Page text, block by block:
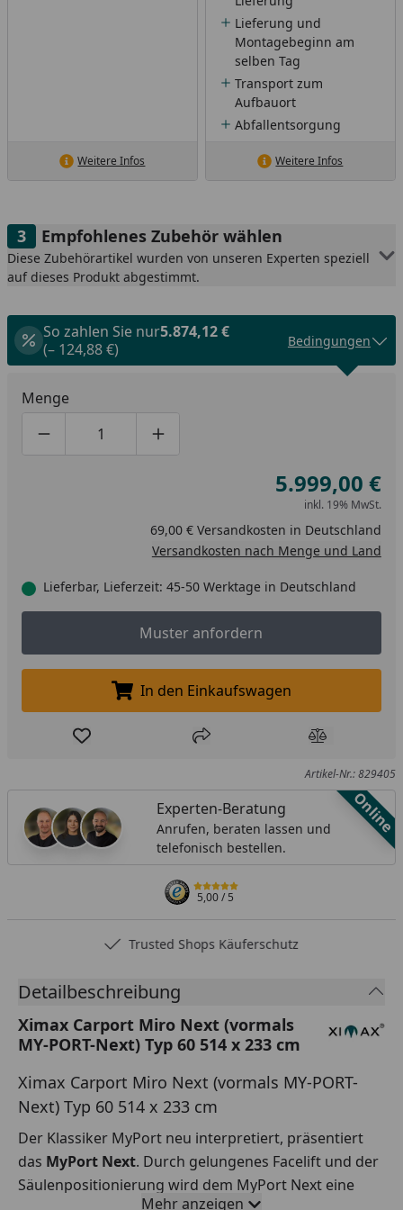
Weitere Infos
Lieferung und
Montagebeginn am
selben Tag
Transport zum
Aufbauort
Abfallentsorgung
Weitere Infos
Empfohlenes Zubehör wählen
Diese Zubehörartikel wurden von unseren Experten speziell
auf dieses Produkt abgestimmt.
So zahlen Sie nur5.874,12 €
(– 124,88 €)
Bedingungen
Menge
Produktmenge um eins verringern
Produktmenge manuell eingeben
Produktmenge um eins erhöhen
5.999,00 €
inkl. 19% MwSt.
69,00 € Versandkosten in Deutschland
Versandkosten nach Menge und Land
Lieferbar, Lieferzeit: 45-50 Werktage in Deutschland
Muster anfordern
Muster anfordern
In den Einkaufswagen legen
In den Einkaufswagen
Produkt zur Wunschliste hinzufügen
Teilen Produkt
Artikel-Nr.: 829405
Online
Experten-Beratung
Anrufen, beraten lassen und
telefonisch bestellen.
5,00/ 5
Trusted Shops Käuferschutz
Detailbeschreibung
Ximax Carport Miro Next (vormals
MY-PORT-Next) Typ 60 514 x 233 cm
Ximax Carport Miro Next (vormals MY-PORT-
Next) Typ 60 514 x 233 cm
Der Klassiker MyPort neu interpretiert, präsentiert
das MyPort Next. Durch gelungenes Facelift und der
Säulenpositionierung wird dem MyPort Next eine
Mehr anzeigen